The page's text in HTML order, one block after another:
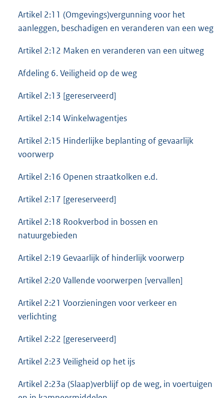
Artikel 2:11 (Omgevings)vergunning voor het
aanleggen, beschadigen en veranderen van een weg
Artikel 2:12 Maken en veranderen van een uitweg
Afdeling 6. Veiligheid op de weg
Artikel 2:13 [gereserveerd]
Artikel 2:14 Winkelwagentjes
Artikel 2:15 Hinderlijke beplanting of gevaarlijk
voorwerp
Artikel 2:16 Openen straatkolken e.d.
Artikel 2:17 [gereserveerd]
Artikel 2:18 Rookverbod in bossen en
natuurgebieden
Artikel 2:19 Gevaarlijk of hinderlijk voorwerp
Artikel 2:20 Vallende voorwerpen [vervallen]
Artikel 2:21 Voorzieningen voor verkeer en
verlichting
Artikel 2:22 [gereserveerd]
Artikel 2:23 Veiligheid op het ijs
Artikel 2:23a (Slaap)verblijf op de weg, in voertuigen